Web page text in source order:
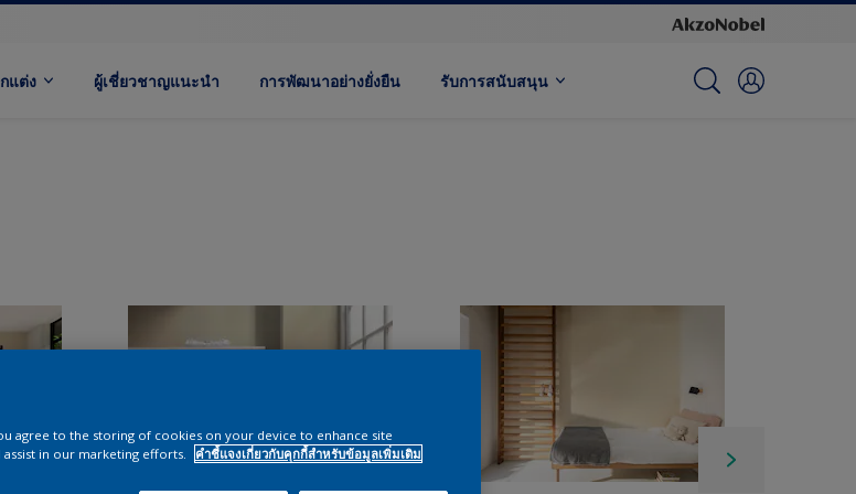
แต่ง ผู้เชี่ยวชาญแนะนำ การพัฒนาอย่างยั่งยืน รับการสนับสนุน
agree to the storing of cookies on your device to enhance site
assist in our marketing efforts.
คำชี้แจงเกี่ยวกับคุกกี้สำหรับข้อมูลเพิ่มเติม